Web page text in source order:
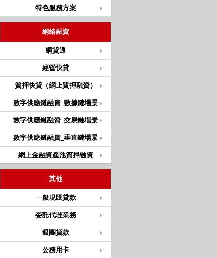
特色服務方案
網絡融資
網貸通
經營快貸
質押快貸（網上質押融資）
數字供應鏈融資_數據鏈場景
數字供應鏈融資_交易鏈場景
數字供應鏈融資_垂直鏈場景
網上金融資產池質押融資
其他
一般現匯貸款
委託代理業務
銀團貸款
公務用卡